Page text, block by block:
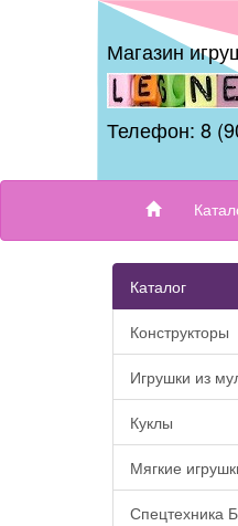
Магазин
Телефон: 8
Каталог
Конструкторы
Игрушки из
Куклы
Мягкие
Спецтехника